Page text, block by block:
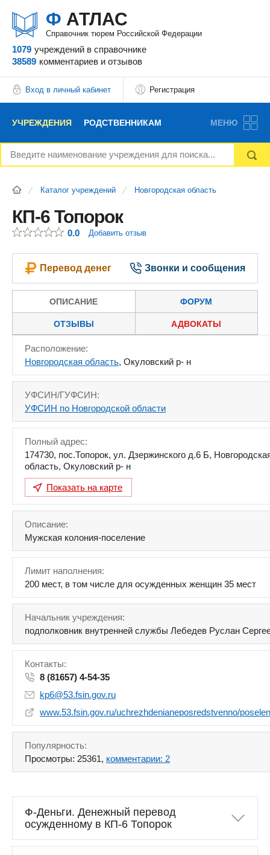
Ф АТЛАС
Справочник тюрем Российской Федерации
1079 учреждений в справочнике
38589 комментариев и отзывов
Вход в личный кабинет Регистрация
УЧРЕЖДЕНИЯ РОДСТВЕННИКАМ
НОВОСТИ БЛОГ АДВОКАТЫ
РЕКЛАМОДАТЕЛЯМ
МЕНЮ
Каталог учреждений Новгородская область
КП-6 Топорок
0.0 Добавить отзыв
Перевод денег Звонки и сообщения
ОПИСАНИЕ ФОРУМ
ОТЗЫВЫ АДВОКАТЫ
Расположение:
Новгородская область, Окуловский р- н
УФСИН/ГУФСИН:
УФСИН по Новгородской области
Полный адрес:
174730, пос.Топорок, ул. Дзержинского д.6 Б,
область, Окуловский р- н
Показать на карте
Описание:
Мужская колония-поселение
Лимит наполнения:
200 мест, в том числе для осужденных женщин 35 мест
Начальник учреждения:
подполковник внутренней службы Лебедев Руслан
Контакты:
8 (81657) 4-54-35
kp6@53.fsin.gov.ru
www.53.fsin.gov.ru/uchrezhdenianeposredstvenno/
Популярность:
Просмотры: 25361, комментарии: 2
Ф-Деньги. Денежный перевод
осужденному в КП-6 Топорок